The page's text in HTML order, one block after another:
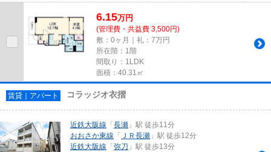
は、ランニングをする上で抑えた...
6.15万円
(管理費・共益費 3,500円)
敷：0ヶ月｜礼：7万円
所在階：1階
間取り：1LDK
面積：40.31㎡
賃貸｜アパート コラッジオ衣摺
近鉄大阪線 「長瀬 」駅 徒歩11分
おおさか東線 「 ＪＲ長瀬 」駅 徒歩12分
近鉄大阪線 「弥刀 」駅 徒歩13分